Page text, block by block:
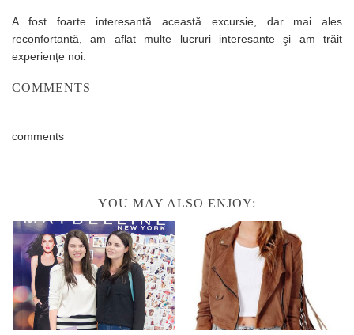
A fost foarte interesantă această excursie, dar mai ales
reconfortantă, am aflat multe lucruri interesante şi am trăit
experienţe noi.
COMMENTS
comments
YOU MAY ALSO ENJOY: